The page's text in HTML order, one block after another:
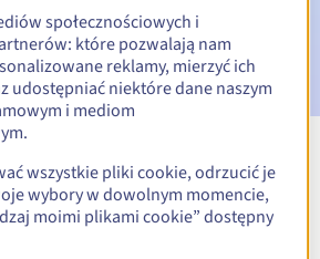
Grace Periodpowiadamiający o
wszystkie rozszerzenia
o .rel.pro
społecznościowych i
które pozwalają nam
reklamy, mierzyć ich
udostępniać niektóre dane naszym
i mediom
wszystkie pliki cookie, odrzucić je
wybory w dowolnym momencie,
moimi plikami cookie” dostępny